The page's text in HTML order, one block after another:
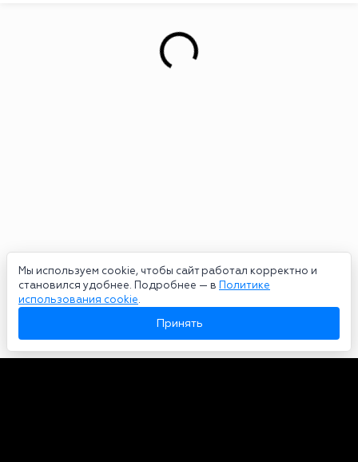
Мы используем cookie, чтобы сайт работал корректно и
становился удобнее. Подробнее — в Политике
использования cookie.
Принять